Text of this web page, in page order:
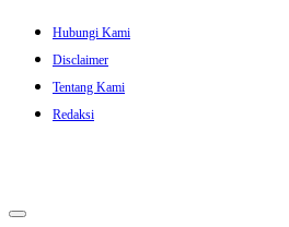
Skip
content
Hubungi Kami
Disclaimer
Tentang Kami
Redaksi